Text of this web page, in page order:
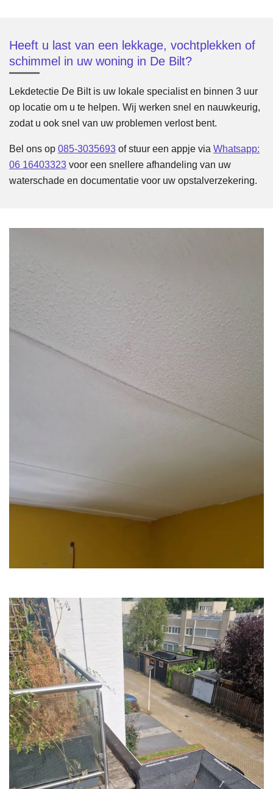
Heeft u last van een lekkage, vochtplekken of
schimmel in uw woning in De Bilt?
Lekdetectie De Bilt is uw lokale specialist en binnen 3 uur
op locatie om u te helpen. Wij werken snel en nauwkeurig,
zodat u ook snel van uw problemen verlost bent.
Bel ons op 085-3035693 of stuur een appje via Whatsapp:
06 16403323 voor een snellere afhandeling van uw
waterschade en documentatie voor uw opstalverzekering.